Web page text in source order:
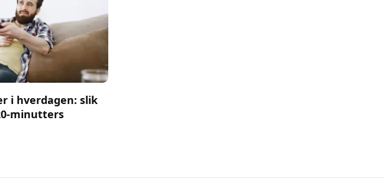
Etiske retningslinjer
Personvernerklæring
Redaksjonell policy
i hverdagen: slik
minutters